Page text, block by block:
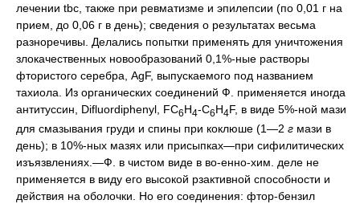
лечении tbc, также при ревматизме и эпилепсии (по 0,01 г на
прием, до 0,06 г в день); сведения о результатах весьма
разноречивы. Делались попытки применять для уничтожения
злокачественных новообразований 0,1%-ные растворы
фтористого серебра, AgF, выпускаемого под названием
тахиола. Из органических соединений Ф. применяется иногда
антитуссин, Difluordiphenyl, FC6H4-C6H4F, в виде 5%-ной мази
для смазывания груди и спины при коклюше (1—2 г мази в
день); в 10%-ных мазях или присыпках—при сифилитических
изъязвлениях.—Ф. в чистом виде в во-енно-хим. деле не
применяется в виду его высокой рзактивной способности и
действия на оболочки. Но его соединения: фтор-бензил